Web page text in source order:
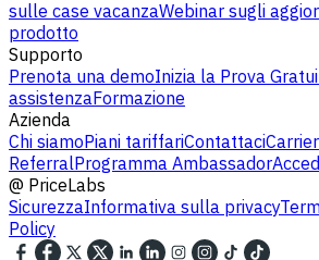
sulle case vacanzaWebinar sugli
prodotto
Supporto
Prenota una demoInizia la Prova
assistenzaFormazione
Azienda
Chi siamoPiani tariffariContattaci
ReferralProgramma Ambassador
@ PriceLabs
SicurezzaInformativa sulla privacy
Policy